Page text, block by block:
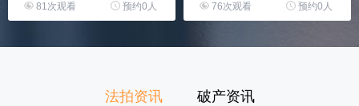
81次观看 预约0人 76次观看 预约0人
法拍资讯 破产资讯